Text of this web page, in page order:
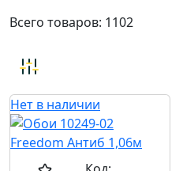
Всего товаров: 1102
Нет в наличии